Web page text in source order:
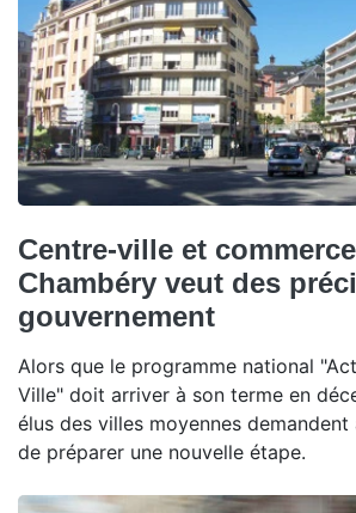
Centre-ville et
Chambéry veut des
gouvernement
Alors que le programme national
Ville" doit arriver à son terme en
élus des villes moyennes
de préparer une nouvelle étape.